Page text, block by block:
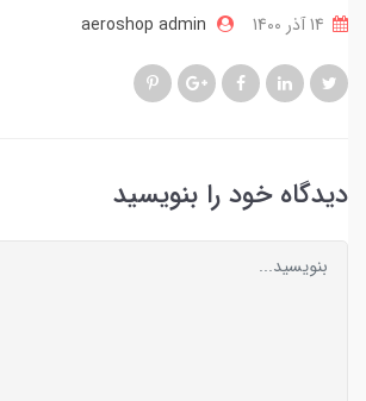
aeroshop admin
دیدگاه خود را بنویسید